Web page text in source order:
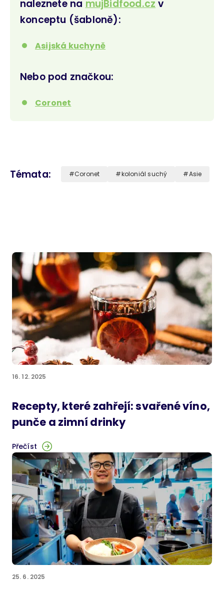
naleznete na mujBidfood.cz v
konceptu (šabloně):
Asijská kuchyně
Nebo pod značkou:
Coronet
Témata Coronet koloniál suchý Asie
16. 12. 2025
Recepty, které zahřejí: svařené víno,
punče a zimní drinky
Přečíst
25. 6. 2025